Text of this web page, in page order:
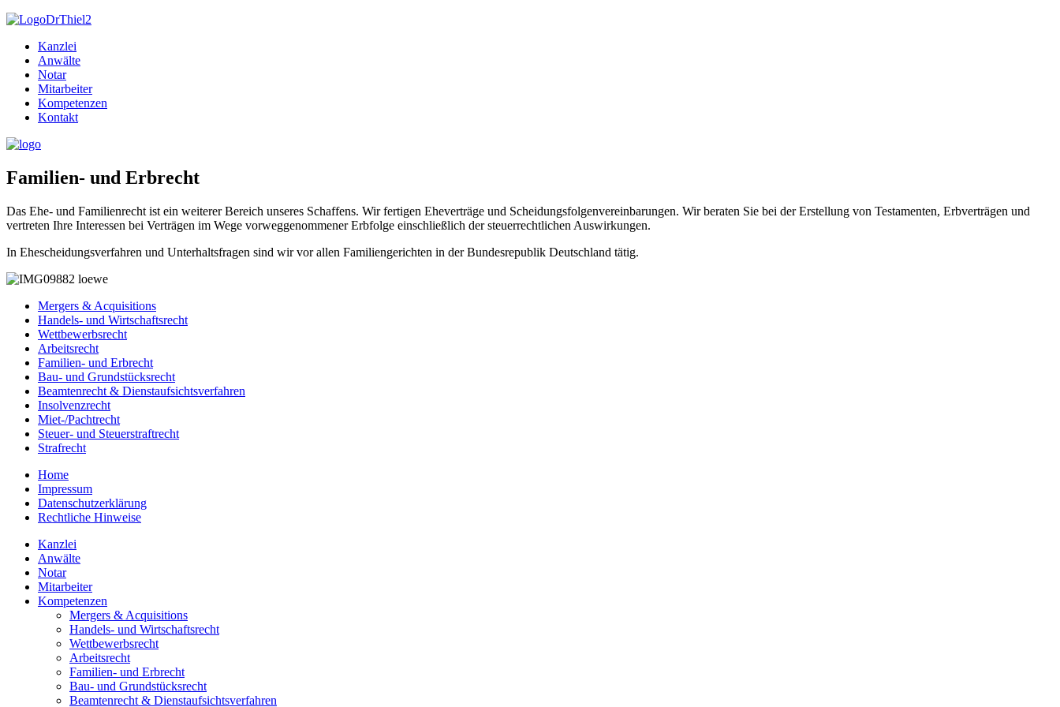
Kanzlei
Anwälte
Notar
Mitarbeiter
Kompetenzen
Kontakt
Familien- und Erbrecht
Das Ehe- und Familienrecht ist ein weiterer Bereich unseres Schaffens. Wir fertigen Eheverträge und Scheidungsfolgenvereinbarungen. Wir beraten Sie bei der Erstellung von Testamenten, Erbverträgen und
vertreten Ihre Interessen bei Verträgen im Wege vorweggenommener Erbfolge einschließlich der steuerrechtlichen Auswirkungen.
In Ehescheidungsverfahren und Unterhaltsfragen sind wir vor allen Familiengerichten in der Bundesrepublik Deutschland tätig.
Mergers & Acquisitions
Handels- und Wirtschaftsrecht
Wettbewerbsrecht
Arbeitsrecht
Familien- und Erbrecht
Bau- und Grundstücksrecht
Beamtenrecht & Dienstaufsichtsverfahren
Insolvenzrecht
Miet-/Pachtrecht
Steuer- und Steuerstraftrecht
Strafrecht
Home
Impressum
Datenschutzerklärung
Rechtliche Hinweise
Kanzlei
Anwälte
Notar
Mitarbeiter
Kompetenzen
Mergers & Acquisitions
Handels- und Wirtschaftsrecht
Wettbewerbsrecht
Arbeitsrecht
Familien- und Erbrecht
Bau- und Grundstücksrecht
Beamtenrecht & Dienstaufsichtsverfahren